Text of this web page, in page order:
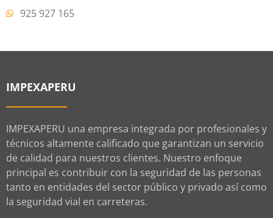
925 927 165
IMPEXAPERU
IMPEXAPERU una empresa integrada por profesionales y
técnicos altamente calificado que garantizan un servicio
de calidad para nuestros clientes. Nuestro enfoque
principal es contribuir con la seguridad de las personas
tanto en entidades del sector público y privado así como
la seguridad vial en carreteras.